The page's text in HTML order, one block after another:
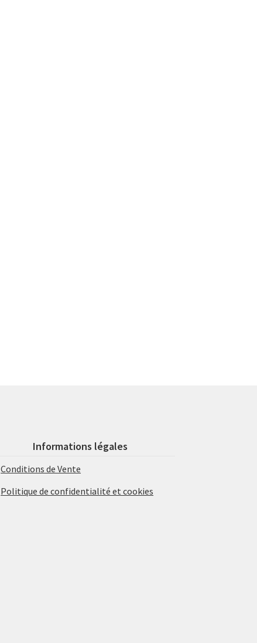
Informations légales
Conditions de Vente
Politique de confidentialité et cookies